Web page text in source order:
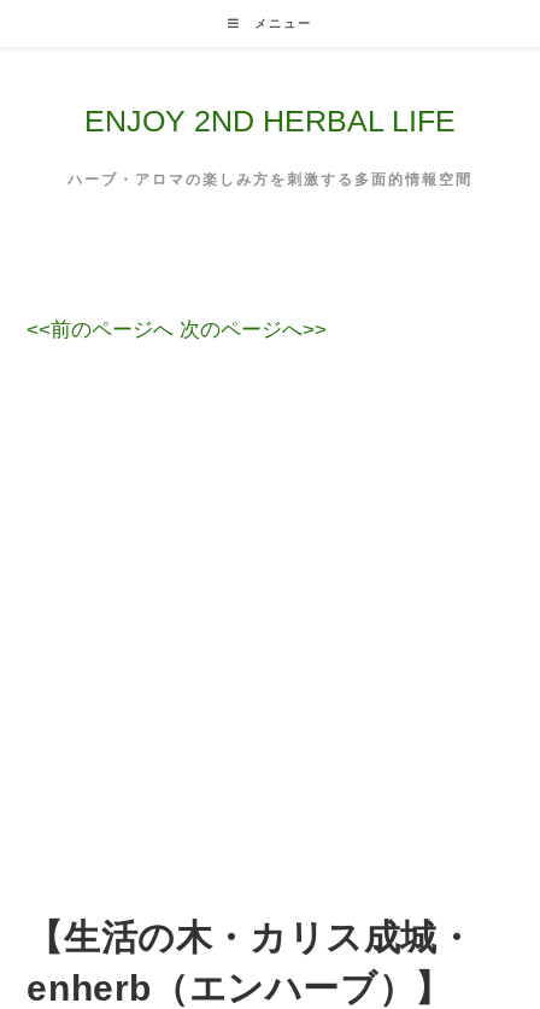
メニュー
ENJOY 2ND HERBAL LIFE
ハーブ・アロマの楽しみ方を刺激する多面的情報空間
<<前のページへ 次のページへ>>
【生活の木・カリス成城・
enherb（エンハーブ）】